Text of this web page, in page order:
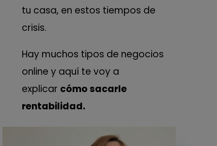
tu casa, en estos tiempos de
crisis.
Hay muchos tipos de negocios
online y aquí te voy a
explicar cómo sacarle
rentabilidad.